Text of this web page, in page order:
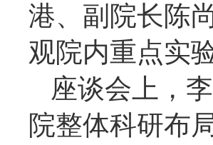
港、副院长陈
观院内重点实
座谈会上，
院整体科研布